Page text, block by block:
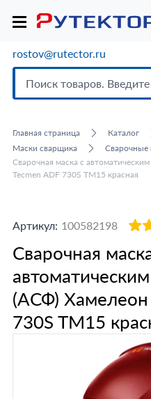
rostov@rutector.ru
Главная страница Каталог
Маски сварщика
Сварочные
Сварочная маска с
Tecmen ADF 730S TM15 красная
Артикул: 100582198
Сварочная
(АСФ) Хамелеон
730S TM15